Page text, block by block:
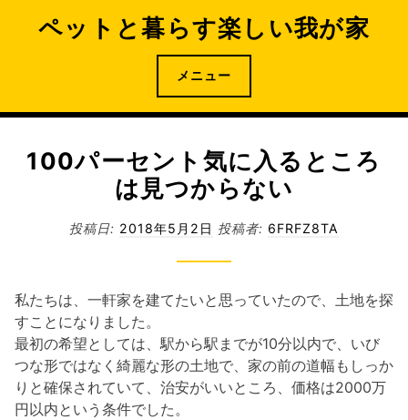
へ
ペットと暮らす楽しい我が家
メニュー
100パーセント気に入るところ
は見つからない
投稿日: 2018年5月2日 投稿者: 6FRFZ8TA
私たちは、一軒家を建てたいと思っていたので、土地を探
すことになりました。
最初の希望としては、駅から駅までが10分以内で、いび
つな形ではなく綺麗な形の土地で、家の前の道幅もしっか
りと確保されていて、治安がいいところ、価格は2000万
円以内という条件でした。